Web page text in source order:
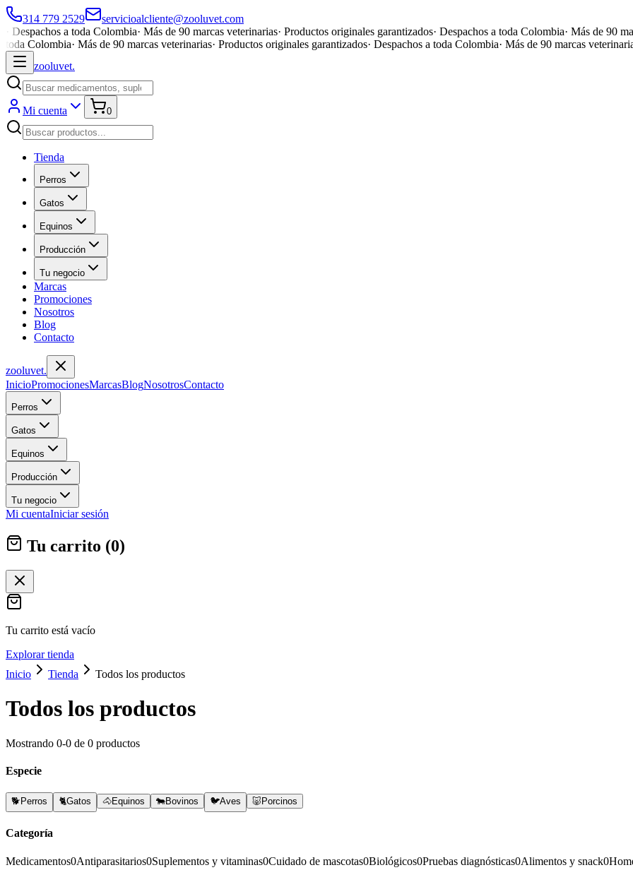
314 779 2529
servicioalcliente@zooluvet.com
Despachos a toda Colombia· Más de 90 marcas veterinarias· Productos originales garantizados· Despachos a toda Colombia· Más de 90
toda Colombia· Más de 90 marcas veterinarias· Productos originales garantizados· Despachos a toda Colombia· Más de 90 marcas
zooluvet.
Mi cuenta 0
Tienda
Perros
Gatos
Equinos
Producción
Tu negocio
Marcas
Promociones
Nosotros
Blog
Contacto
zooluvet.
InicioPromocionesMarcasBlogNosotrosContacto
Perros
Gatos
Equinos
Producción
Tu negocio
Mi cuentaIniciar sesión
Tu carrito (0)
Tu carrito está vacío
Explorar tienda
Inicio
Tienda Todos los productos
Todos los productos
Mostrando 0-0 de 0 productos
Especie
🐕 Perros 🐈Gatos 🐴Equinos 🐄Bovinos 🐦Aves 🐷 Porcinos
Categoría
Medicamentos0Antiparasitarios0Suplementos y vitaminas0Cuidado de mascotas0Biológicos0Pruebas diagnósticas0Alimentos y snack0